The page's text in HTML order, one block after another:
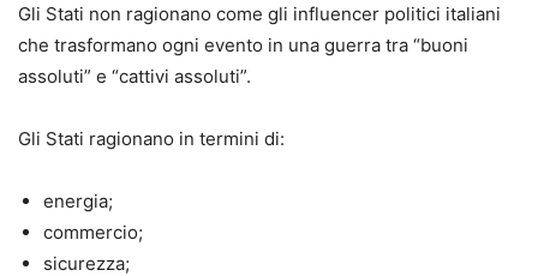
Gli Stati non ragionano come gli influencer politici italiani
che trasformano ogni evento in una guerra tra “buoni
assoluti” e “cattivi assoluti”.
Gli Stati ragionano in termini di:
energia;
commercio;
sicurezza;